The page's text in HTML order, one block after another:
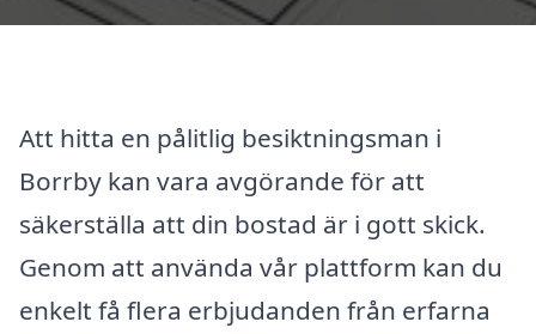
Att hitta en pålitlig besiktningsman i
Borrby kan vara avgörande för att
säkerställa att din bostad är i gott skick.
Genom att använda vår plattform kan du
enkelt få flera erbjudanden från erfarna